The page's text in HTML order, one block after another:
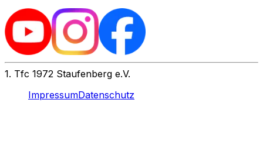
1. Tfc 1972 Staufenberg e.V.
ImpressumDatenschutz